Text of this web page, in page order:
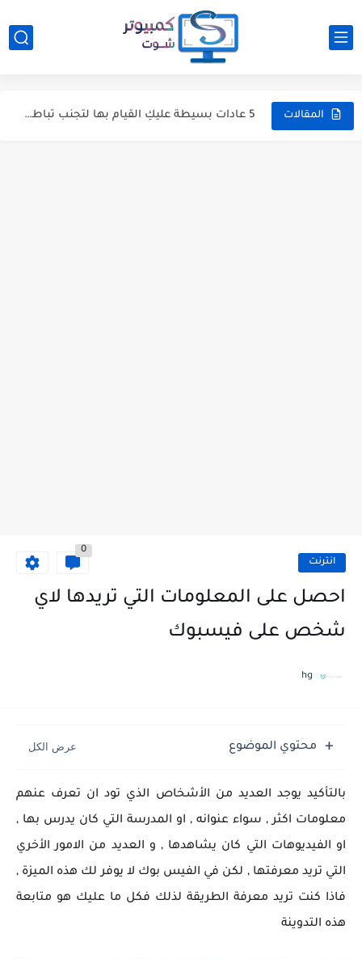
المقالات
5 أسباب تدفعك إلى ترقية المذربورد فى حاسوبك الآن
5 عادات بسيطة عليكِ القيام بها لتجنب تباطؤ الكمبيوتر
انترنت
0
احصل على المعلومات التي تريدها لاي
شخص على فيسبوك
hg
محتوي الموضوع
بالتأكيد يوجد العديد من الأشخاص الذي تود ان تعرف عنهم
معلومات اكثر , سواء عنوانه , او المدرسة التي كان يدرس بها ,
او الفيديوهات التي كان يشاهدها , و العديد من الامور الأخري
التي تريد معرفتها , لكن في الفيس بوك لا يوفر لك هذه الميزة ,
فاذا كنت تريد معرفة الطريقة لذلك فكل ما عليك هو متابعة
هذه التدوينة